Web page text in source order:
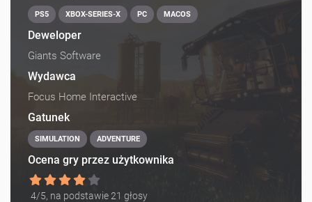
PS5 XBOX-SERIES-X PC MACOS
Deweloper
Giants Software
Wydawca
Focus Home Interactive
Gatunek
SIMULATION ADVENTURE
Ocena gry przez użytkownika
4/5, na podstawie 21 głosy